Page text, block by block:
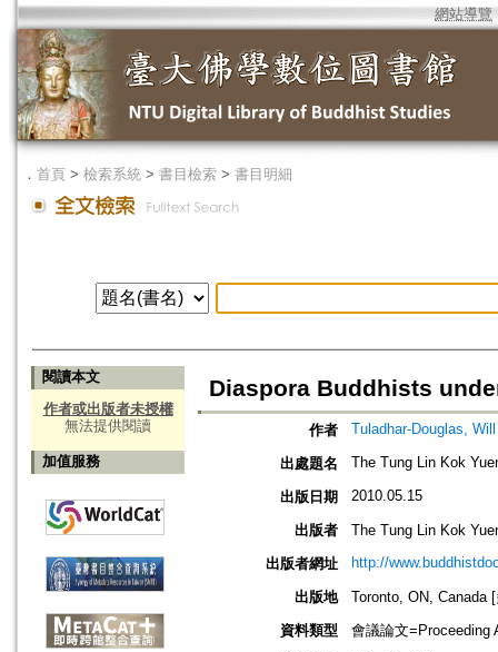
網站導覽
． 首頁 > 檢索系統 > 書目檢索 > 書目明細
閱讀本文
作者或出版者未授權
無法提供閱讀
加值服務
Diaspora Buddhists
作者 Tuladhar-Douglas, Will
出處題名 The Tung Lin Kok
出版日期 2010.05.15
出版者
The Tung Lin Kok
出版者網址
http://
出版地
Toronto, ON, Canada
資料類型
會議論文=Proceeding